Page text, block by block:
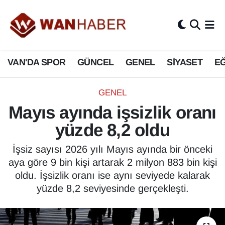
VAN'DA SPOR GÜNCEL GENEL SİYASET
GENEL
Mayıs ayında işsizlik oranı
yüzde 8,2 oldu
İşsiz sayısı 2026 yılı Mayıs ayında bir önceki
aya göre 9 bin kişi artarak 2 milyon 883 bin kişi
oldu. İşsizlik oranı ise aynı seviyede kalarak
yüzde 8,2 seviyesinde gerçekleşti.
3.SAYFA
ASAYİŞ
BİLİM VE TEKNOLOJİ
Biyografi
Bölge Haberleri
ÇEVRE
Deprem
Dernekler, Odalar
Van Nöbetçi Eczaneler
Van Hava Durumu
Van Namaz Vakitleri
Van Trafik Yoğunluk Haritası
Süper Lig Puan Durumu ve Fikstür
Tüm Manşetler
Son Dakika Haberleri
Haber Arşivi